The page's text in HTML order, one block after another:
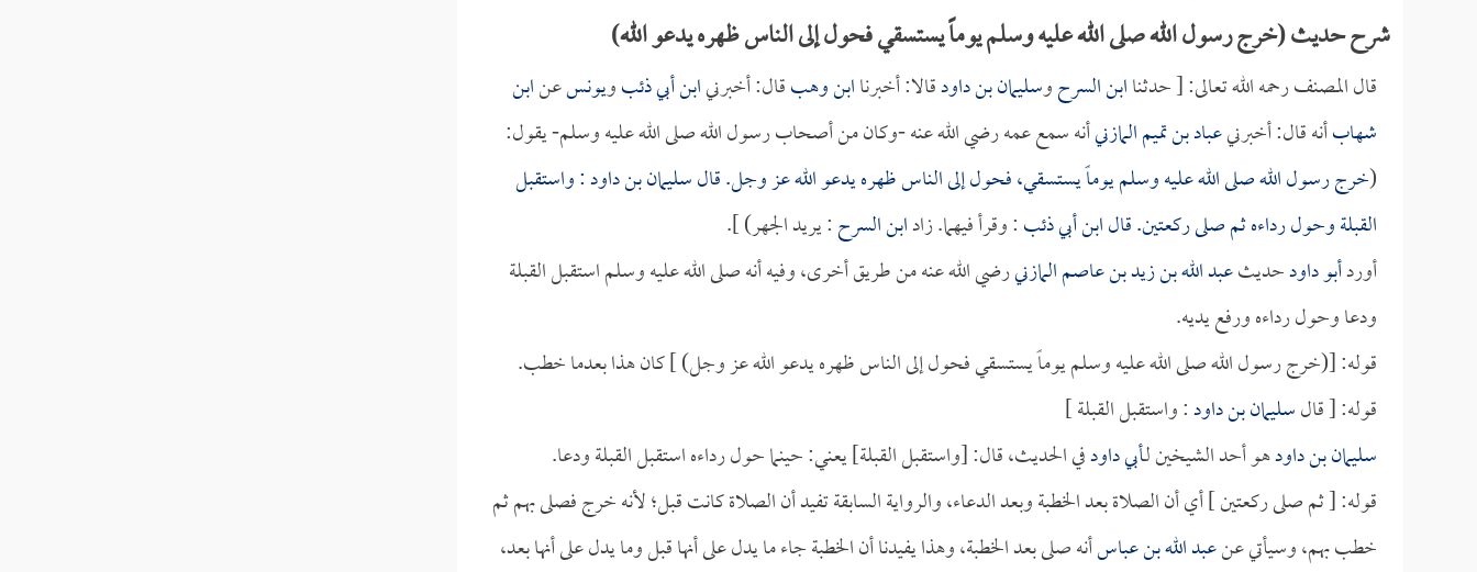
شرح حديث (خرج رسول الله صلى الله عليه وسلم يوماً يستسقي فحول إلى الناس ظهره يدعو الله)
قال المصنف رحمه الله تعالى: [ حدثناابن السرحوسليمان بن داودقالا: أخبرناابن وهبقال: أخبرنيابن أبي ذئبويونسعنابن
شهابأنه قال: أخبرنيعباد بن تميم المازنيأنه سمع عمه رضي الله عنه -وكان من أصحاب رسول الله صلى الله عليه وسلم- يقول:
(خرج رسول الله صلى الله عليه وسلم يوماً يستسقي، فحول إلى الناس ظهره يدعو الله عز وجل. قالسليمان بن داود: واستقبل
القبلة وحول رداءه ثم صلى ركعتين. قالابن أبي ذئب: وقرأ فيهما. زادابن السرح: يريد الجهر) ].
أوردأبو داودحديثعبد الله بن زيد بن عاصم المازنيرضي الله عنه من طريق أخرى، وفيه أنه صلى الله عليه وسلم استقبل القبلة
ودعا وحول رداءه ورفع يديه.
قوله: [(خرج رسول الله صلى الله عليه وسلم يوماً يستسقي فحول إلى الناس ظهره يدعو الله عز وجل) ] كان هذا بعدما خطب.
قوله: [ قالسليمان بن داود: واستقبل القبلة ]
سليمان بن داودهو أحد الشيخين لـأبي داودفي الحديث، قال: [واستقبل القبلة] يعني: حينما حول رداءه استقبل القبلة ودعا.
قوله: [ ثم صلى ركعتين ] أي أن الصلاة بعد الخطبة وبعد الدعاء، والرواية السابقة تفيد أن الصلاة كانت قبل؛ لأنه خرج فصلى بهم ثم
خطب بهم، وسيأتي عنعبد الله بن عباسأنه صلى بعد الخطبة، وهذا يفيدنا أن الخطبة جاء ما يدل على أنها قبل وما يدل على أنها بعد،